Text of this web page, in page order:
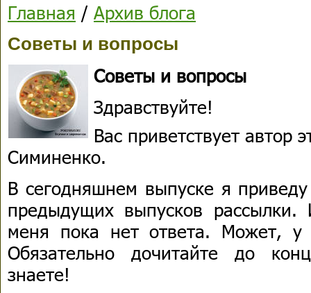
Главная / Архив блога
Советы и вопросы
Советы и вопросы
Здравствуйте!
Вас приветствует автор
Симиненко.
В сегодняшнем выпуске я
предыдущих выпусков
меня пока нет ответа. Может,
Обязательно дочитайте до
знаете!